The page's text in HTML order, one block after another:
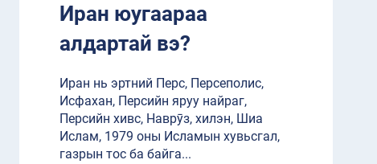
Иран юугаараа
алдартай вэ?
Иран нь эртний Перс, Персеполис,
Исфахан, Персийн яруу найраг,
Персийн хивс, Наврӯз, хилэн, Шиа
Ислам, 1979 оны Исламын хувьсгал,
газрын тос ба байга...